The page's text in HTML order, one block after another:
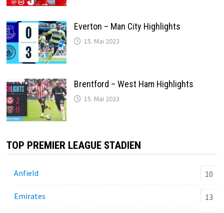
Everton – Man City Highlights
15. Mai 2023
Brentford – West Ham Highlights
15. Mai 2023
TOP PREMIER LEAGUE STADIEN
Anfield 10
Emirates 13